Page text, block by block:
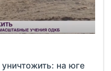
на юге